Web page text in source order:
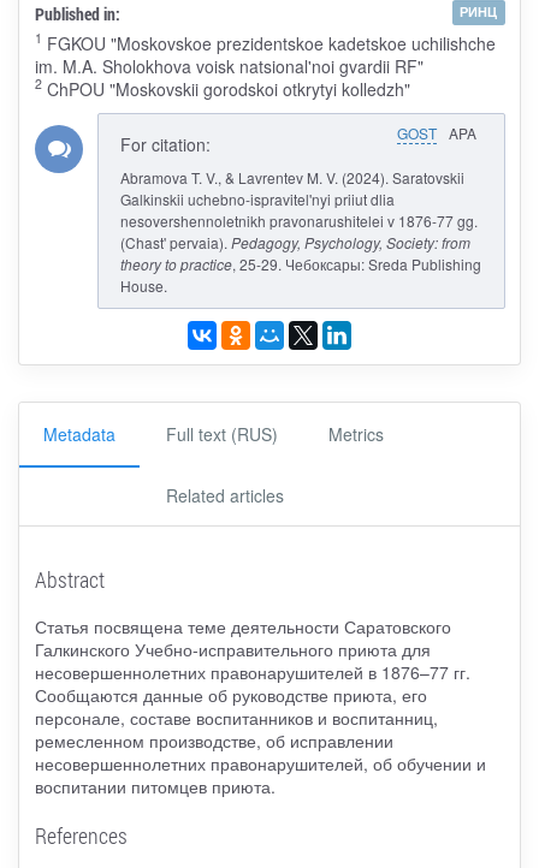
Published in:
РИНЦ
1 FGKOU "Moskovskoe prezidentskoe kadetskoe uchilishche
im. M.A. Sholokhova voisk natsional'noi gvardii RF"
2ChPOU "Moskovskii gorodskoi otkrytyi kolledzh"
GOST APA
For citation:
Abramova T. V., & Lavrentev M. V. (2024). Saratovskii
Galkinskii uchebno-ispravitel'nyi priiut dlia
nesovershennoletnikh pravonarushitelei v 1876-77 gg.
(Chast' pervaia). Pedagogy, Psychology, Society: from
theory to practice, 25-29. Чебоксары: Sreda Publishing
House.
Metadata Full text (RUS) Metrics
Related articles
Abstract
Статья посвящена теме деятельности Саратовского
Галкинского Учебно-исправительного приюта для
несовершеннолетних правонарушителей в 1876–77 гг.
Сообщаются данные об руководстве приюта, его
персонале, составе воспитанников и воспитанниц,
ремесленном производстве, об исправлении
несовершеннолетних правонарушителей, об обучении и
воспитании питомцев приюта.
References